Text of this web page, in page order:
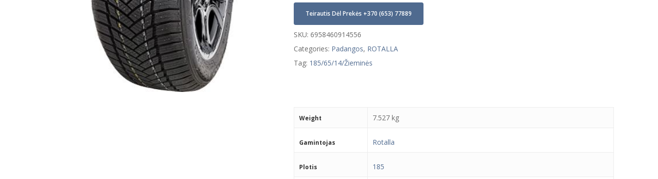
Teirautis Dėl Prekės +370 (653) 77889
SKU: 6958460914556
Categories: Padangos, ROTALLA
Tag: 185/65/14/Žieminės
Weight 7.527 kg
Gamintojas Rotalla
Plotis 185